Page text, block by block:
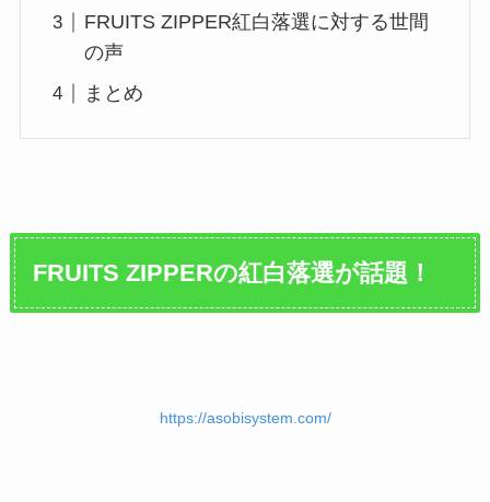
FRUITS ZIPPER紅白落選に対する世間
の声
まとめ
FRUITS ZIPPERの紅白落選が話題！
https://asobisystem.com/